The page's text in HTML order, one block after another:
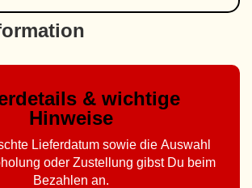
& wichtige
Hinweise
Lieferdatum sowie die Auswahl
oder Zustellung gibst Du beim
Bezahlen an.